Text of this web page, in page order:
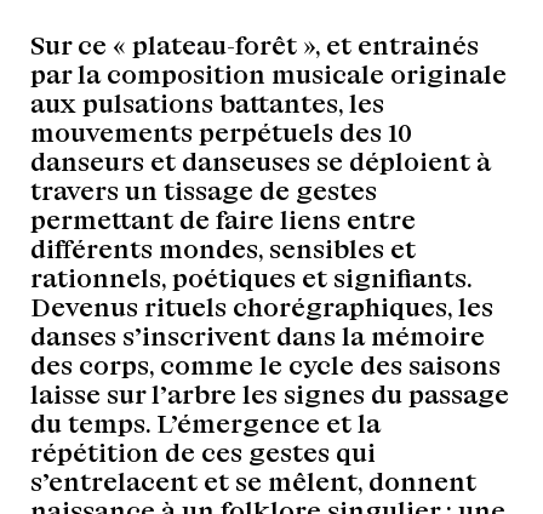
Sur ce « plateau-forêt », et entrainés
par la composition musicale originale
aux pulsations battantes, les
mouvements perpétuels des 10
danseurs et danseuses se déploient à
travers un tissage de gestes
permettant de faire liens entre
différents mondes, sensibles et
rationnels, poétiques et signifiants.
Devenus rituels chorégraphiques, les
danses s’inscrivent dans la mémoire
des corps, comme le cycle des saisons
laisse sur l’arbre les signes du passage
du temps. L’émergence et la
répétition de ces gestes qui
s’entrelacent et se mêlent, donnent